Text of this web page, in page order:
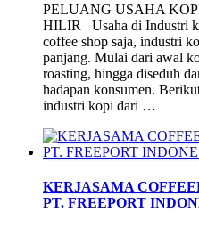
PELUANG USAHA
HILIR Usaha di Industri
coffee shop saja, industri
panjang. Mulai dari awal
roasting, hingga diseduh
hadapan konsumen.
industri kopi dari …
KERJASAMA
PT. FREEPORT